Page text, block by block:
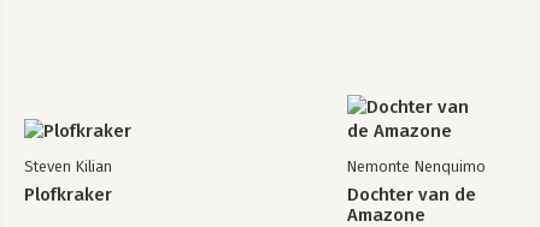
Steven Kilian
Plofkraker
Nemonte Nenquimo
Dochter van de
Amazone